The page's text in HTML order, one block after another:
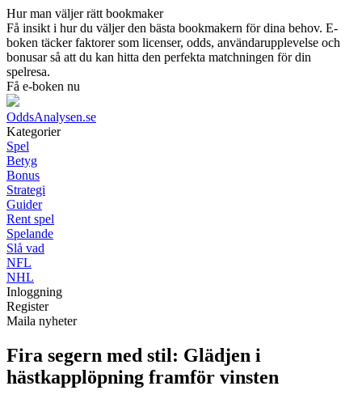
Hur man väljer rätt bookmaker
Få insikt i hur du väljer den bästa bookmakern för dina behov. E-
boken täcker faktorer som licenser, odds, användarupplevelse och
bonusar så att du kan hitta den perfekta matchningen för din
spelresa.
Få e-boken nu
OddsAnalysen.se
Kategorier
Spel
Betyg
Bonus
Strategi
Guider
Rent spel
Spelande
Slå vad
NFL
NHL
Inloggning
Register
Maila nyheter
Fira segern med stil: Glädjen i
hästkapplöpning framför vinsten